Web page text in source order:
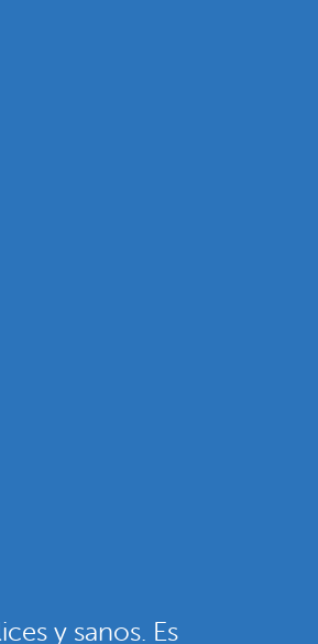
y sanos. Es